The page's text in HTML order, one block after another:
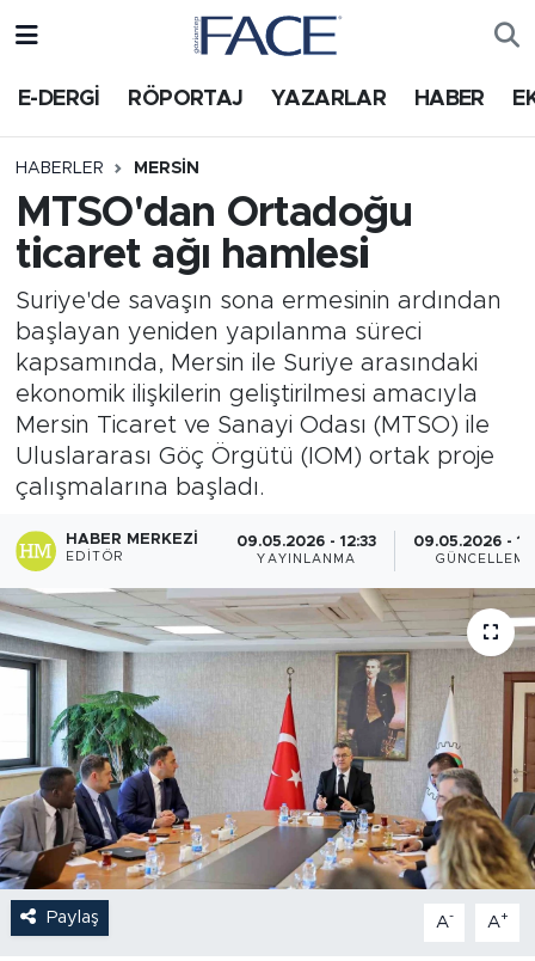
E-DERGİ RÖPORTAJ YAZARLAR HABER
HABERLER MERSIN
MTSO'dan Ortadoğu
ticaret ağı hamlesi
Suriye'de savaşın sona ermesinin ardından
başlayan yeniden yapılanma süreci
kapsamında, Mersin ile Suriye arasındaki
ekonomik ilişkilerin geliştirilmesi amacıyla
Mersin Ticaret ve Sanayi Odası (MTSO) ile
Uluslararası Göç Örgütü (IOM) ortak proje
çalışmalarına başladı.
HABER MERKEZI
EDITÖR
09.05.2026 - 12:33
YAYINLANMA
09.05.2026 -
GÜNCELLEME
Paylaş A- A+
HABER
Nöbetçi Eczaneler
Trafik Durumu
Süper Lig Puan Durumu ve Fikstür
Tüm Manşetler
Son Dakika Haberleri
Haber Arşivi